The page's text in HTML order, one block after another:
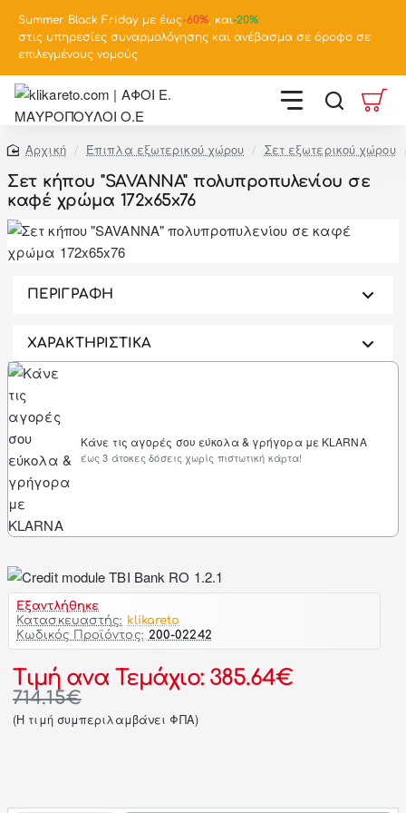
Summer Black Friday με έως-60%, και-20%
στις υπηρεσίες συναρμολόγησης και ανέβασμα σε όροφο σε
επιλεγμένους νομούς
home
Έπιπλα εξωτερικού χώρου Σετ εξωτερικού χώρου
Σετ κήπου "SAVANNA" πολυπροπυλενίου σε
καφέ χρώμα 172x65x76
ΠΕΡΙΓΡΑΦΗ
ΧΑΡΑΚΤΗΡΙΣΤΙΚΑ
Κάνε τις αγορές σου εύκολα & γρήγορα με KLARNA
έως 3 άτοκες δόσεις χωρίς πιστωτική κάρτα!
Εξαντλήθηκε
Κατασκευαστής: klikareto
Κωδικός Προϊόντος: 200-02242
Τιμή ανα Τεμάχιο: 385.64€
714.15€
(H τιμή συμπεριλαμβάνει ΦΠΑ)